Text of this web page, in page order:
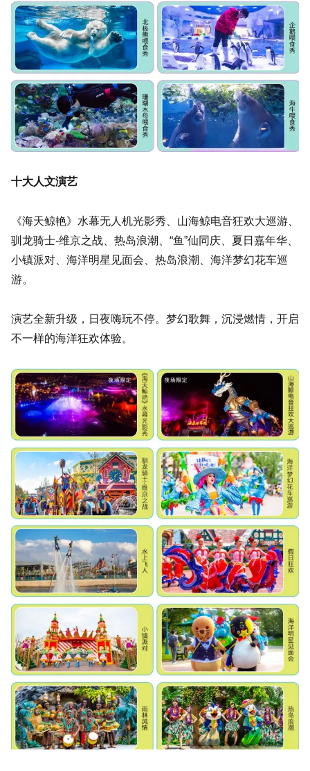
十大人文演艺
《海天鲸艳》水幕无人机光影秀、山海鲸电音狂欢大巡游、
驯龙骑士-维京之战、热岛浪潮、“鱼”仙同庆、夏日嘉年华、
小镇派对、海洋明星见面会、热岛浪潮、海洋梦幻花车巡
游。
演艺全新升级，日夜嗨玩不停。梦幻歌舞，沉浸燃情，开启
不一样的海洋狂欢体验。